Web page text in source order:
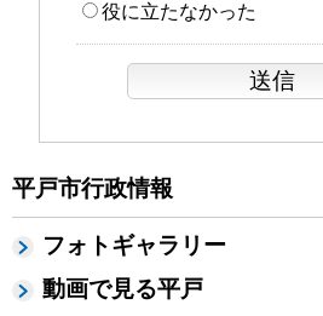
平戸市行政情報
フォトギャラリー
動画で見る平戸
役に立たなかった